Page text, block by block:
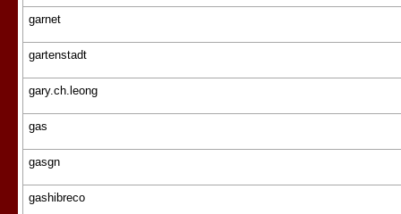
garnet
gartenstadt
gary.ch.leong
gas
gasgn
gashibreco